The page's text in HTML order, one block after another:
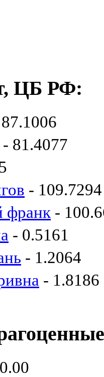
ЦБ РФ:
- 81.4077
- 109.7294
франк -
- 0.5161
- 1.2064
- 1.8186